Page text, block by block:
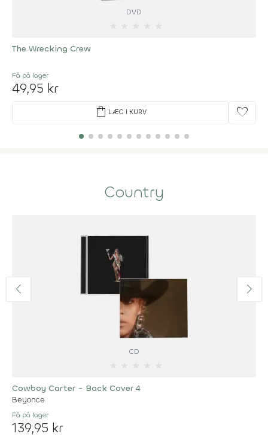
DVD
The Wrecking Crew
Få på lager
49,95 kr
shopping_bag LÆG I KURV favorite
Country
CD
Cowboy Carter - Back Cover 4
Beyonce
Få på lager
139,95 kr